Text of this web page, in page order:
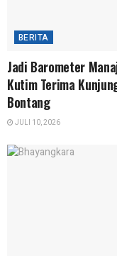
BERITA
Jadi Barometer
Kutim Terima
Bontang
JULI 10, 2026